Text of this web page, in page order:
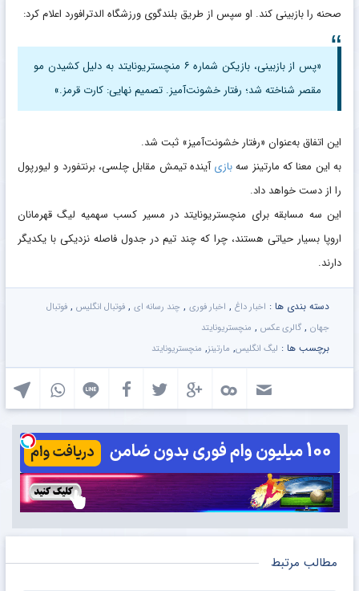
صحنه را بازبینی کند. او سپس از طریق بلندگوی ورزشگاه الدترافورد اعلام کرد:
«پس از بازبینی، بازیکن شماره ۶ منچستریونایتد به دلیل کشیدن مو
مقصر شناخته شد؛ رفتار خشونت‌آمیز. تصمیم نهایی: کارت قرمز.»
این اتفاق به‌عنوان «رفتار خشونت‌آمیز» ثبت شد.
به این معنا که مارتینز سهبازیآینده تیمش مقابل چلسی، برنتفورد و لیورپول
را از دست خواهد داد.
این سه مسابقه برای منچستریونایتد در مسیر کسب سهمیه لیگ قهرمانان
اروپا بسیار حیاتی هستند، چرا که چند تیم در جدول فاصله نزدیکی با یکدیگر
دارند.
دسته بندی ها : اخبار داغ , اخبار فوری , چند رسانه ای , فوتبال انگلیس , فوتبال
جهان , گالری عکس , منچستریونایتد
برچسب ها : لیگ انگلیس, مارتینز, منچستریونایتد
مطالب مرتبط